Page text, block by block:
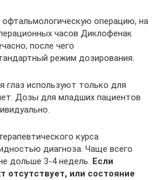
офтальмологическую операцию, на
часов Диклофенак
после чего
режим дозирования.
глаз используют только для
Дозы для младших пациентов
курса
диагноза. Чаще всего
дольше 3-4 недель. Если
отсутствует, или состояние